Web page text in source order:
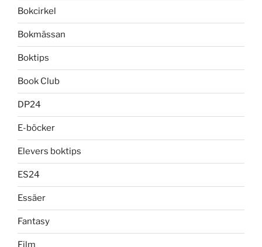
Bokcirkel
Bokmässan
Boktips
Book Club
DP24
E-böcker
Elevers boktips
ES24
Essäer
Fantasy